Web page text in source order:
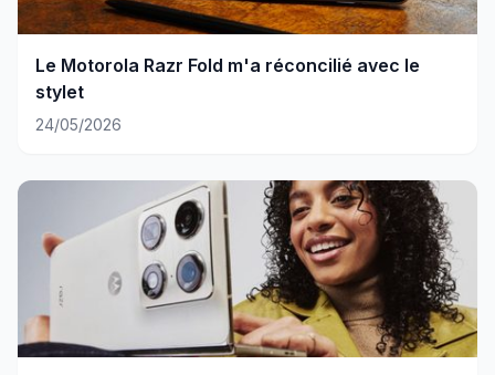
Le Motorola Razr Fold m'a réconcilié avec le
stylet
24/05/2026